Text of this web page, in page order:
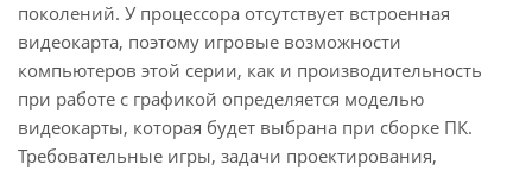
поколений. У процессора отсутствует встроенная
видеокарта, поэтому игровые возможности
компьютеров этой серии, как и производительность
при работе с графикой определяется моделью
видеокарты, которая будет выбрана при сборке ПК.
Требовательные игры, задачи проектирования,